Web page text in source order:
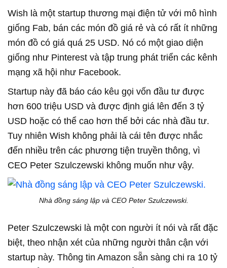
Wish là một startup thương mại điện tử với mô hình
giống Fab, bán các món đồ giá rẻ và có rất ít những
món đồ có giá quá 25 USD. Nó có một giao diện
giống như Pinterest và tập trung phát triển các kênh
mạng xã hội như Facebook.
Startup này đã báo cáo kêu gọi vốn đầu tư được
hơn 600 triệu USD và được định giá lên đến 3 tỷ
USD hoặc có thể cao hơn thế bởi các nhà đầu tư.
Tuy nhiên Wish không phải là cái tên được nhắc
đến nhiều trên các phương tiện truyền thông, vì
CEO Peter Szulczewski không muốn như vậy.
Nhà đồng sáng lập và CEO Peter Szulczewski.
Peter Szulczewski là một con người ít nói và rất đặc
biệt, theo nhận xét của những người thân cận với
startup này. Thông tin Amazon sẵn sàng chi ra 10 tỷ